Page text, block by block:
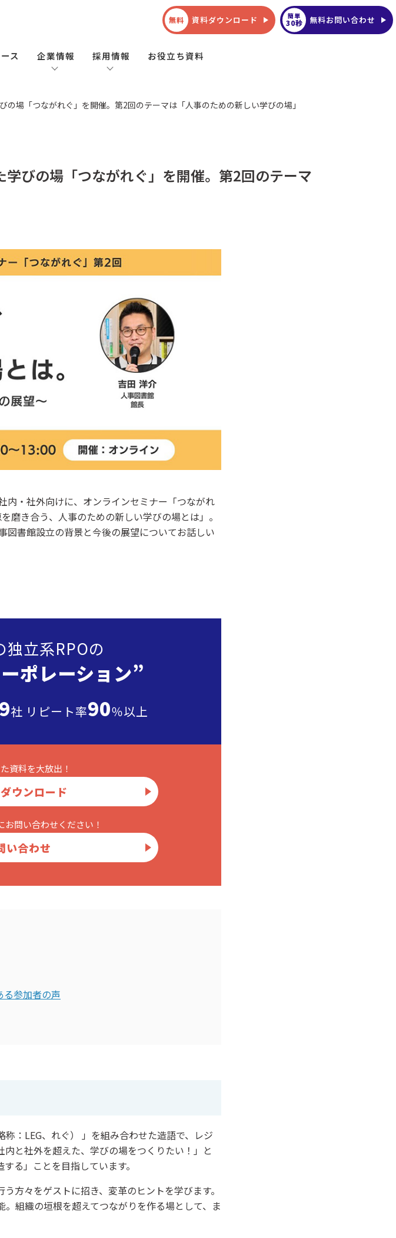
ス 企業情報 採用情報 お役立ち資料
無料 資料ダウンロード 簡単
30秒 無料お問い合わせ
の場「つながれぐ」を開催。第2回のテーマは「人事のための新しい学びの場」
びの場「つながれぐ」を開催。第2回のテーマ
内・社外向けに、オンラインセミナー「つながれ
磨き合う、人事のための新しい学びの場とは」。
図書館設立の背景と今後の展望についてお話しい
独立系RPOの
ポレーション”
社 リピート率90％以上
資料を大放出！
ウンロード
お問い合わせください！
い合わせ
る参加者の声
：LEG、れぐ）
」を組み合わせた造語で、レジ
と社外を超えた、学びの場をつくりたい！」と
る」ことを目指しています。
方々をゲストに招き、変革のヒントを学びます。
組織の垣根を超えてつながりを作る場として、ま